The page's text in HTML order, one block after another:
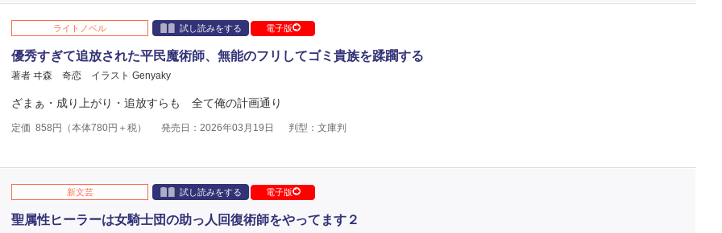
ライトノベル 試し読みをする 電子版
優秀すぎて追放された平民魔術師、無能のフリしてゴミ貴族を蹂躙する
著者 ヰ森 奇恋 イラスト Genyaky
ざまぁ・成り上がり・追放すらも 全て俺の計画通り
定価 858 円（本体780円＋税） 発売日：2026年03月19日 判型：文庫判
新文芸 試し読みをする 電子版
聖属性ヒーラーは女騎士団の助っ人回復術師をやってます２